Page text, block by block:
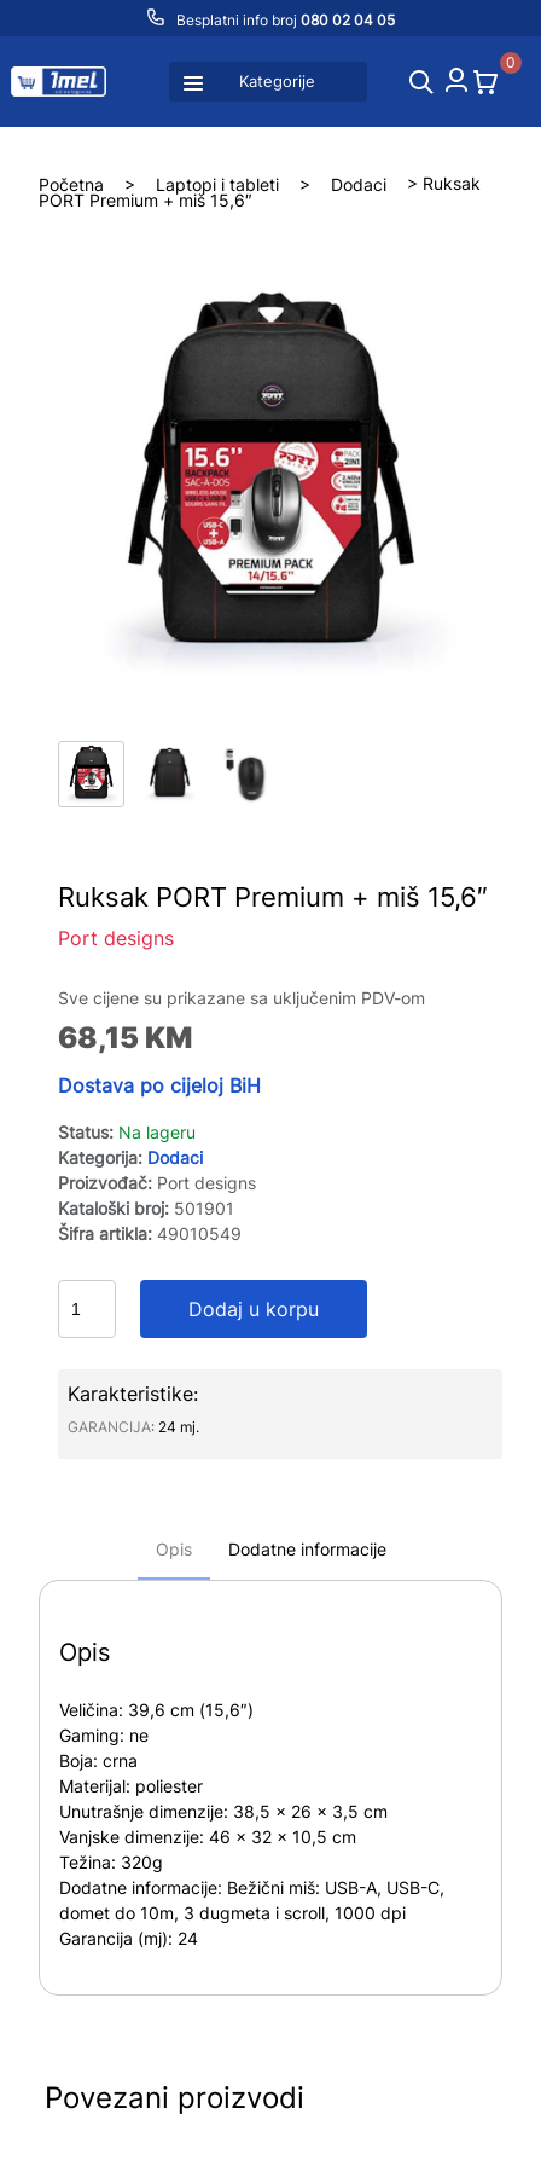
Besplatni info broj 080 02 04 05
Kategorije
0
Početna > Laptopi i tableti > Dodaci
> Ruksak
PORT Premium + miš 15,6″
Ruksak PORT Premium + miš 15,6″
Port designs
Sve cijene su prikazane sa uključenim PDV-om
68,15 KM
Dostava po cijeloj BiH
Status: Na lageru
Kategorija: Dodaci
Proizvođač: Port designs
Kataloški broj: 501901
Šifra artikla: 49010549
Dodaj u korpu
Karakteristike:
GARANCIJA∶ 24 mj.
Opis Dodatne informacije
Opis
Veličina: 39,6 cm (15,6″)
Gaming: ne
Boja: crna
Materijal: poliester
Unutrašnje dimenzije: 38,5 x 26 x 3,5 cm
Vanjske dimenzije: 46 x 32 x 10,5 cm
Težina: 320g
Dodatne informacije: Bežični miš: USB-A, USB-C,
domet do 10m, 3 dugmeta i scroll, 1000 dpi
Garancija (mj): 24
Povezani proizvodi